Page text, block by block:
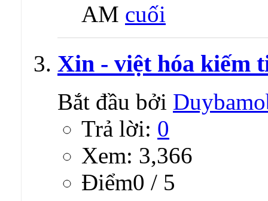
AM
Xin - việt hóa kiếm
Bắt đầu bởi
Trả lời: 0
Xem: 3,366
Ðiểm0 / 5